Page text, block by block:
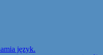
język.